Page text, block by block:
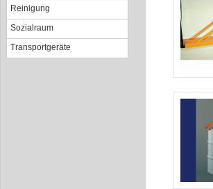
Reinigung
Sozialraum
Transportgeräte